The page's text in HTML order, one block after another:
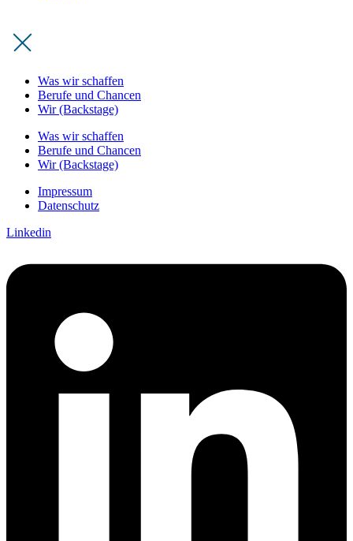
Was wir schaffen
Berufe und Chancen
Wir (Backstage)
Was wir schaffen
Berufe und Chancen
Wir (Backstage)
Impressum
Datenschutz
Linkedin